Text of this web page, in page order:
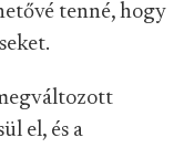
tenné, hogy
el, és a